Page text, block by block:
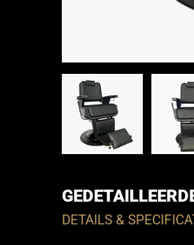
DETAILS &